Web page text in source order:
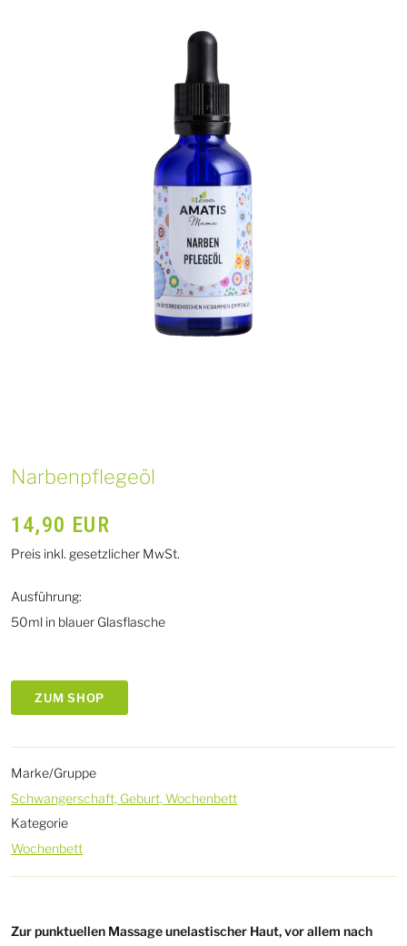
Narbenpflegeöl
14,90 EUR
Preis inkl. gesetzlicher MwSt.
Ausführung:
50ml in blauer Glasflasche
ZUM SHOP
Marke/Gruppe
Schwangerschaft, Geburt, Wochenbett
Kategorie
Wochenbett
Zur punktuellen Massage unelastischer Haut, vor allem nach